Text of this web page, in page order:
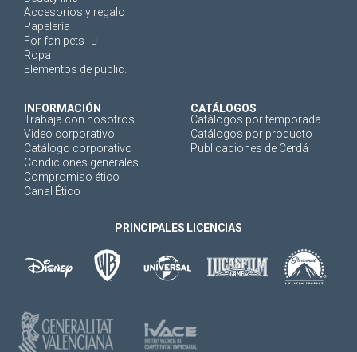
Accesorios y regalo
Papelería
For fan pets
Ropa
Elementos de public.
INFORMACIÓN
Trabaja con nosotros
Video corporativo
Catálogo corporativo
Condiciones generales
Compromiso ético
Canal Ético
CATÁLOGOS
Catálogos por temporada
Catálogos por producto
Publicaciones de Cerdá
PRINCIPALES LICENCIAS